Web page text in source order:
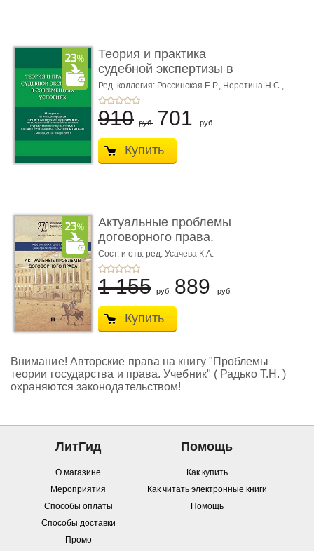
Теория и практика
судебной экспертизы в
совре� ...
Ред. коллегия: Россинская Е.Р., Неретина Н.С.,
Чернявская М.С.
910 руб. 701 руб.
Купить
Актуальные проблемы
договорного права.
Выпуск ...
Сост. и отв. ред. Усачева К.А.
1 155 руб. 889 руб.
Купить
Внимание! Авторские права на книгу "Проблемы
теории государства и права. Учебник" ( Радько Т.Н. )
охраняются законодательством!
ЛитГид
О магазине
Мероприятия
Способы оплаты
Способы доставки
Промо
Помощь
Как купить
Как читать электронные книги
Помощь